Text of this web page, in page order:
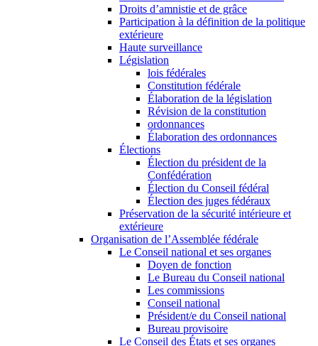
Droits d’amnistie et de grâce
Participation à la définition de la politique
extérieure
Haute surveillance
Législation
lois fédérales
Constitution fédérale
Élaboration de la législation
Révision de la constitution
ordonnances
Élaboration des ordonnances
Élections
Élection du président de la
Confédération
Élection du Conseil fédéral
Élection des juges fédéraux
Préservation de la sécurité intérieure et
extérieure
Organisation de l’Assemblée fédérale
Le Conseil national et ses organes
Doyen de fonction
Le Bureau du Conseil national
Les commissions
Conseil national
Président/e du Conseil national
Bureau provisoire
Le Conseil des États et ses organes